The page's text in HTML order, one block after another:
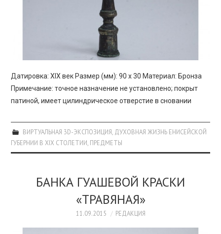
Датировка: XIX век Размер (мм): 90 х 30 Материал: Бронза
Примечание: точное назначение не установлено; покрыт
патиной, имеет цилиндрическое отверстие в сновании
ВИРТУАЛЬНАЯ 3D-ЭКСПОЗИЦИЯ, ДУХОВНАЯ ЖИЗНЬ ЕНИСЕЙСКОЙ
ГУБЕРНИИ В XIX СТОЛЕТИИ, ПРЕДМЕТЫ
БАНКА ГУАШЕВОЙ КРАСКИ
«ТРАВЯНАЯ»
11.09.2015 РЕДАКЦИЯ